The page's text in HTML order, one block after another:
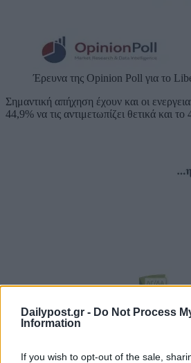
Dailypost.gr - Do Not Process
Information
If you wish to opt-out of the sale,
Έρευνα της Opinion Poll για το
Σημαντική απήχηση έχουν και οι
44,9% να τις αντιμετωπίζει θετικά και